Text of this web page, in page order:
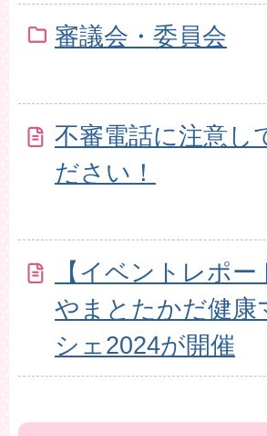
審議会・委員会
不審電話に注意し
ださい！
【イベントレポー
やまとたかだ健康
シェ2024が開催